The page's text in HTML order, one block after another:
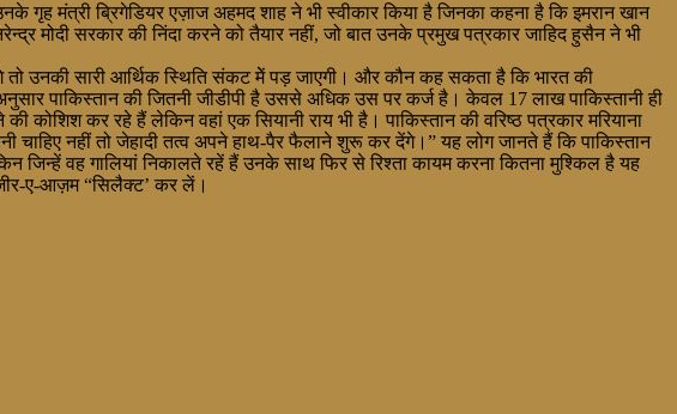
मंत्री ब्रिगेडियर एज़ाज अहमद शाह ने भी स्वीकार किया है जिनका कहना है कि इमरान खान
मोदी सरकार की निंदा करने को तैयार नहीं, जो बात उनके प्रमुख पत्रकार जाहिद हुसैन ने भी
उनकी सारी आर्थिक स्थिति संकट मेें पड़ जाएगी। और कौन कह सकता है कि भारत की
पाकिस्तान की जितनी जीडीपी है उससे अधिक उस पर कर्ज है। केवल 17 लाख पाकिस्तानी ही
कर रहे हैं लेकिन वहां एक सियानी राय भी है। पाकिस्तान की वरिष्ठ पत्रकार मरियाना
चाहिए नहीं तो जेहादी तत्व अपने हाथ-पैर फैलाने शुरू कर देंगे।” यह लोग जानते हैं कि पाकिस्तान
वह गालियां निकालते रहें हैं उनके साथ फिर से रिश्ता कायम करना कितना मुश्किल है यह
ए-आज़म “सिलैक्ट’ कर लें।